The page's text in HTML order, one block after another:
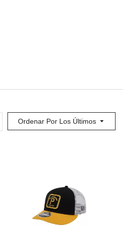
Ordenar Por Los Últimos